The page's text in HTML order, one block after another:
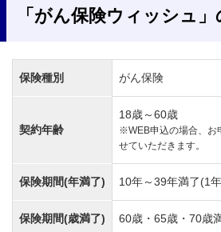
「がん保険ウィッシュ
保険種別 がん保険
契約年齢
18歳～60歳
※WEB申込の場合、お
せていただきます。
保険期間(年満了) 10年～39年満了(1
保険期間(歳満了) 60歳・65歳・70歳